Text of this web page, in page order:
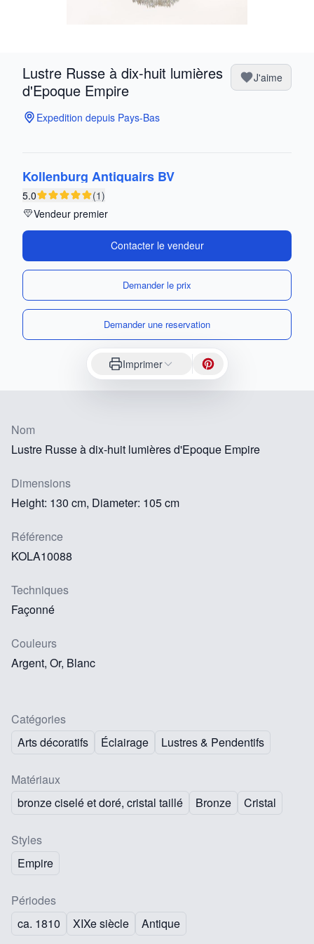
Lustre Russe à dix-huit lumières
d'Epoque Empire
J'aime
Expedition depuis Pays-Bas
Kollenburg Antiquairs BV
5.0
(1)
Vendeur premier
Contacter le vendeur
Demander le prix
Demander une reservation
Imprimer
Nom
Lustre Russe à dix-huit lumières d'Epoque Empire
Dimensions
Height: 130 cm, Diameter: 105 cm
Référence
KOLA10088
Techniques
Façonné
Couleurs
Argent, Or, Blanc
Catégories
Arts décoratifs
Éclairage Lustres & Pendentifs
Matériaux
bronze ciselé et doré, cristal taillé
Bronze Cristal
Styles
Empire
Périodes
ca. 1810
XIXe siècle Antique